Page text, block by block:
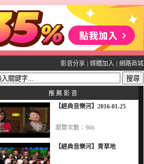
影音分享 媒體加入 網路商城
推 薦 影 音
【經典音樂河】2016-01-25
瀏覽次數：966
【經典音樂河】青草地